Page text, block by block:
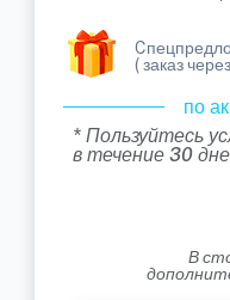
( заказ
по
* Пользуйтесь
в течение 30
В